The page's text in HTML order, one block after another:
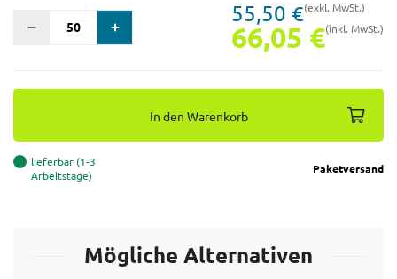
55,50 €(exkl. MwSt.)
66,05 €(inkl. MwSt.)
In den Warenkorb
lieferbar (1-3
Arbeitstage)
Paketversand
Mögliche Alternativen